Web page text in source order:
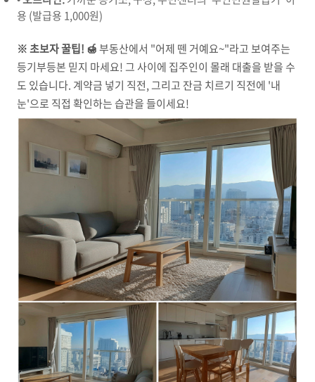
용 (발급용 1,000원)
※ 초보자 꿀팁! 🍯부동산에서 "어제 뗀 거예요~"라고 보여주는
등기부등본 믿지 마세요! 그 사이에 집주인이 몰래 대출을 받을 수
도 있습니다. 계약금 넣기 직전, 그리고 잔금 치르기 직전에 '내
눈'으로 직접 확인하는 습관을 들이세요!